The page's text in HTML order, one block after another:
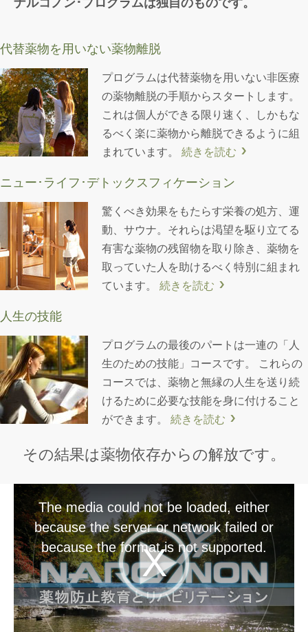
代替薬物を用いない薬物離脱
プログラムは代替薬物を用いない非医療
の薬物離脱の手順からスタートします。
これは個人ができる限り速く、しかもな
るべく楽に薬物から離脱できるように組
まれています。 続きを読む
ニュー･ライフ･デトックスフィケーション
驚くべき効果をもたらす栄養の処方、運
動、サウナ。それらは渇望を駆り立てる
有害な薬物の残留物を取り除き、薬物を
取っていた人を助けるべく特別に組まれ
ています。 続きを読む
人生の技能
プログラムの最後のパートは一連の「人
生のための技能」コースです。 これらの
コースでは、薬物と無縁の人生を送り続
けるために必要な技能を身に付けること
ができます。 続きを読む
その結果は薬物依存からの解放です。
The media could not be loaded, either
because the server or network failed or
because the format is not supported.